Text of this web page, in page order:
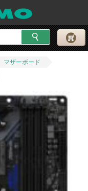
マザーボード